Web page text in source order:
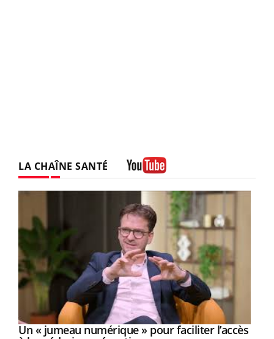
LA CHAÎNE SANTÉ
Youtube
Un « jumeau numérique » pour faciliter l’accès